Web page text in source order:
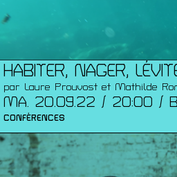
HABITER, NAGER,
par Laure Prouvost et Mathilde
MA. 20.09.22 / 20:00 /
CONFÉRENCES